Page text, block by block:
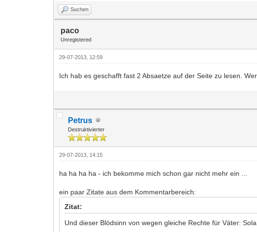
Suchen
paco
Unregistered
29-07-2013, 12:59
Ich hab es geschafft fast 2 Absaetze auf der Seite zu lesen.
Petrus
Destruktivierter
29-07-2013, 14:15
ha ha ha ha - ich bekomme mich schon gar nicht mehr ein ...
ein paar Zitate aus dem Kommentarbereich:
Zitat:
Und dieser Blödsinn von wegen gleiche Rechte für Väter: